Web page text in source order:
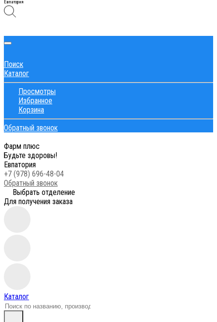
Евпатория
Поиск
Каталог
Просмотры
Избранное
Корзина
Обратный звонок
Фарм плюс
Будьте здоровы!
Евпатория
+7 (978) 696-48-04
Обратный звонок
Выбрать отделение
Для получения заказа
Каталог